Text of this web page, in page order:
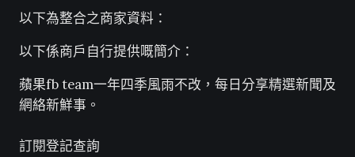
以下為整合之商家資料：
以下係商戶自行提供嘅簡介：
蘋果fb team一年四季風雨不改，每日分享精選新聞及
網絡新鮮事。
訂閱登記查詢